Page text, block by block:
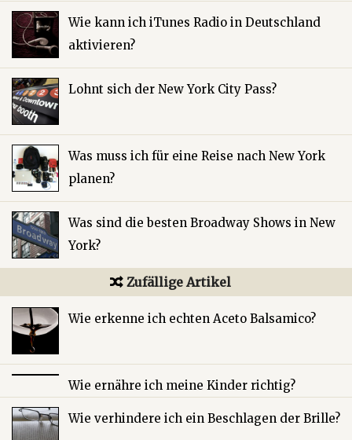
Wie kann ich iTunes Radio in Deutschland
aktivieren?
Lohnt sich der New York City Pass?
Was muss ich für eine Reise nach New York
planen?
Was sind die besten Broadway Shows in New
York?
Zufällige Artikel
Wie erkenne ich echten Aceto Balsamico?
Wie ernähre ich meine Kinder richtig?
Wie verhindere ich ein Beschlagen der Brille?